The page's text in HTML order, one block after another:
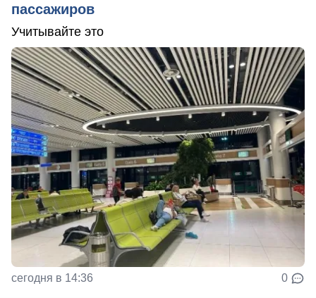
пассажиров
Учитывайте это
сегодня в 14:36 0